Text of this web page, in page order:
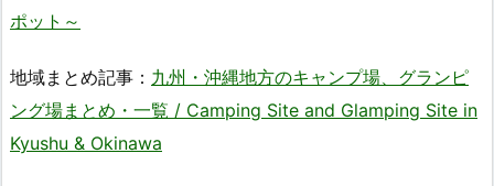
ポット～
地域まとめ記事： 九州・沖縄地方のキャンプ場、グランピ
ング場まとめ・一覧 / Camping Site and Glamping Site in
Kyushu & Okinawa